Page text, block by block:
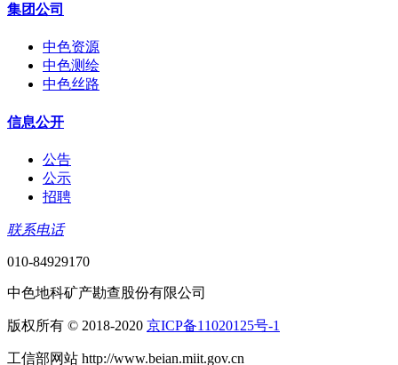
集团公司
中色资源
中色测绘
中色丝路
信息公开
公告
公示
招聘
联系电话
010-84929170
中色地科矿产勘查股份有限公司
版权所有 © 2018-2020 京ICP备11020125号-1
工信部网站 http://www.beian.miit.gov.cn